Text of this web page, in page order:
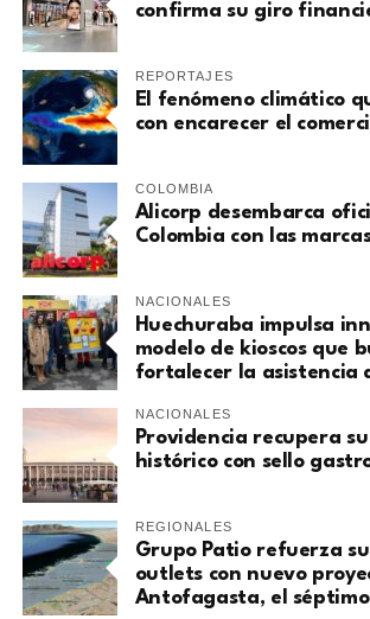
confirma su giro
REPORTAJES
El fenómeno climático
con encarecer el
COLOMBIA
Alicorp desembarca
Colombia con las
NACIONALES
Huechuraba impulsa
modelo de kioscos que
fortalecer la asistencia
NACIONALES
Providencia recupera
histórico con sello
REGIONALES
Grupo Patio refuerza
outlets con nuevo
Antofagasta, el